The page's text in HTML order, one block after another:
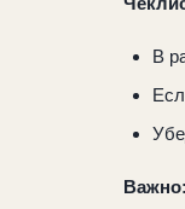
В
Важно: